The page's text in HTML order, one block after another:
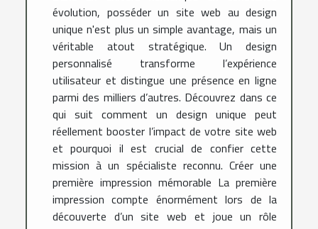
évolution, posséder un site web au design
unique n'est plus un simple avantage, mais un
véritable atout stratégique. Un design
personnalisé transforme l’expérience
utilisateur et distingue une présence en ligne
parmi des milliers d’autres. Découvrez dans ce
qui suit comment un design unique peut
réellement booster l’impact de votre site web
et pourquoi il est crucial de confier cette
mission à un spécialiste reconnu. Créer une
première impression mémorable La première
impression compte énormément lors de la
découverte d’un site web et joue un rôle